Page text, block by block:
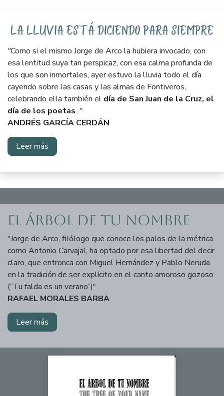
"Como si el mismo Jorge de Arco la hubiera invocado, con
esa lentitud suya tan perspicaz, con esa calma profunda de
los que son inmortales, ayer estuvo la lluvia todo el día
cayendo sobre las casas y las almas de Fontiveros,
celebrando ella también el día de San Juan de la Cruz, el
día de los poetas..."
ANDRÉS GARCÍA CERDÁN
Leer más
El árbol de tu nombre
"Jorge de Arco, filólogo que conoce los palos de la métrica
como Antonio Carvajal, ha optado por esa libertad del decir
claro, que entronca con Miguel Hernández y Pablo Neruda
en la tradición de ser explícito en el canto amoroso gozoso
(“Tu falda es un verano”)"
RAFAEL MORALES BARBA
Leer más